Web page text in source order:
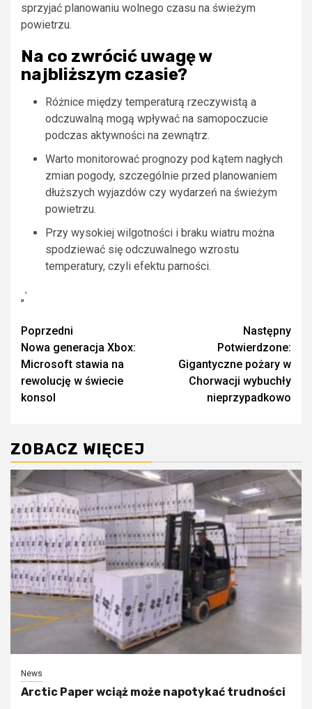
sprzyjać planowaniu wolnego czasu na świeżym
powietrzu.
Na co zwrócić uwagę w
najbliższym czasie?
Różnice między temperaturą rzeczywistą a
odczuwalną mogą wpływać na samopoczucie
podczas aktywności na zewnątrz.
Warto monitorować prognozy pod kątem nagłych
zmian pogody, szczególnie przed planowaniem
dłuższych wyjazdów czy wydarzeń na świeżym
powietrzu.
Przy wysokiej wilgotności i braku wiatru można
spodziewać się odczuwalnego wzrostu
temperatury, czyli efektu parności.
„`
Zobacz
wpisy
Poprzedni
Nowa generacja Xbox:
Microsoft stawia na
rewolucję w świecie
konsol
Następny
Potwierdzone:
Gigantyczne pożary w
Chorwacji wybuchły
nieprzypadkowo
ZOBACZ WIĘCEJ
News
Arctic Paper wciąż może napotykać trudności